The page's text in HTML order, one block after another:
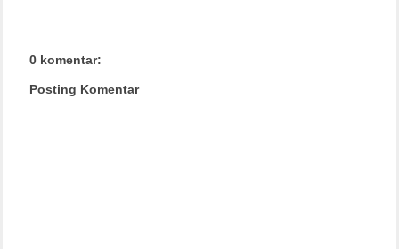
0 komentar:
Posting Komentar